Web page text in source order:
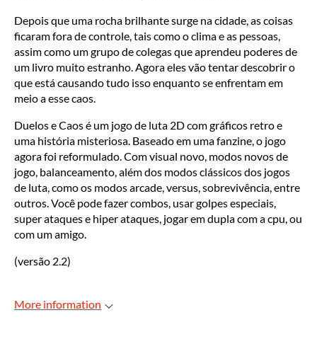
Depois que uma rocha brilhante surge na cidade, as coisas
ficaram fora de controle, tais como o clima e as pessoas,
assim como um grupo de colegas que aprendeu poderes de
um livro muito estranho. Agora eles vão tentar descobrir o
que está causando tudo isso enquanto se enfrentam em
meio a esse caos.
Duelos e Caos é um jogo de luta 2D com gráficos retro e
uma história misteriosa. Baseado em uma fanzine, o jogo
agora foi reformulado. Com visual novo, modos novos de
jogo, balanceamento, além dos modos clássicos dos jogos
de luta, como os modos arcade, versus, sobrevivência, entre
outros. Você pode fazer combos, usar golpes especiais,
super ataques e hiper ataques, jogar em dupla com a cpu, ou
com um amigo.
(versão 2.2)
More information